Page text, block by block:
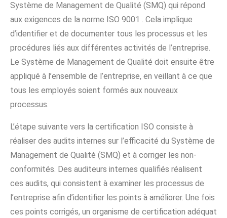
Système de Management de Qualité (SMQ) qui répond
aux exigences de la norme ISO 9001 . Cela implique
d’identifier et de documenter tous les processus et les
procédures liés aux différentes activités de l’entreprise.
Le Système de Management de Qualité doit ensuite être
appliqué à l’ensemble de l’entreprise, en veillant à ce que
tous les employés soient formés aux nouveaux
processus.
L’étape suivante vers la certification ISO consiste à
réaliser des audits internes sur l’efficacité du Système de
Management de Qualité (SMQ) et à corriger les non-
conformités. Des auditeurs internes qualifiés réalisent
ces audits, qui consistent à examiner les processus de
l’entreprise afin d’identifier les points à améliorer. Une fois
ces points corrigés, un organisme de certification adéquat